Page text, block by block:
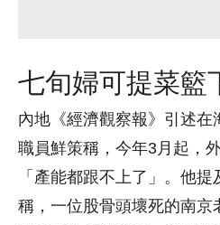
七旬婦可提菜籃
內地《經濟觀察報》引述在
職員鮮策稱，今年3月起，
「產能都跟不上了」。他
稱，一位股骨頭壞死的南京